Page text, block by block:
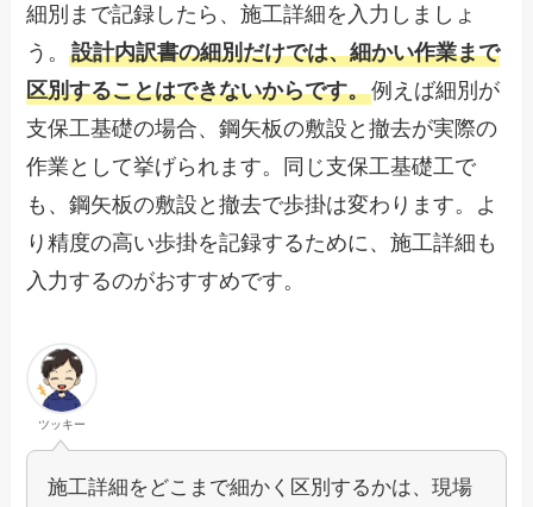
細別まで記録したら、施工詳細を入力しましょ
う。設計内訳書の細別だけでは、細かい作業まで
区別することはできないからです。例えば細別が
支保工基礎の場合、鋼矢板の敷設と撤去が実際の
作業として挙げられます。同じ支保工基礎工で
も、鋼矢板の敷設と撤去で歩掛は変わります。よ
り精度の高い歩掛を記録するために、施工詳細も
入力するのがおすすめです。
ツッキー
施工詳細をどこまで細かく区別するかは、現場